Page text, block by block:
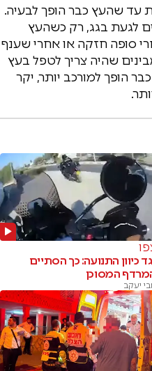
עד שהעץ כבר הופך לבעיה.
לגעת בגג, רק כשהעץ
סופה חזקה או אחרי שענף
שהיה צריך לטפל בעץ
הופך למורכב יותר, יקר
כיוון התנועה: כך הסתיים
המסוכן
יעקב